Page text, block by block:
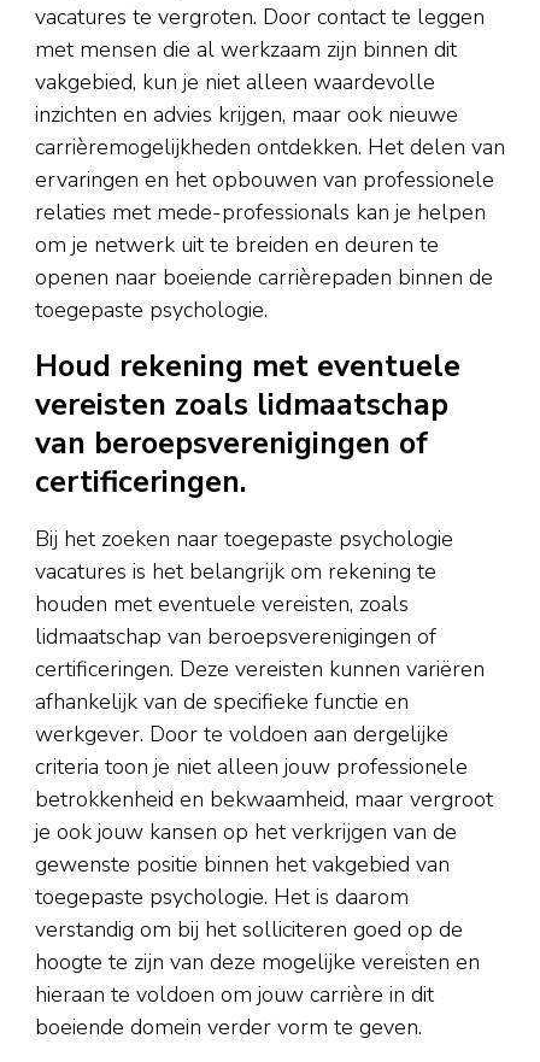
vacatures te vergroten. Door contact te leggen
met mensen die al werkzaam zijn binnen dit
vakgebied, kun je niet alleen waardevolle
inzichten en advies krijgen, maar ook nieuwe
carrièremogelijkheden ontdekken. Het delen van
ervaringen en het opbouwen van professionele
relaties met mede-professionals kan je helpen
om je netwerk uit te breiden en deuren te
openen naar boeiende carrièrepaden binnen de
toegepaste psychologie.
Houd rekening met eventuele
vereisten zoals lidmaatschap
van beroepsverenigingen of
certificeringen.
Bij het zoeken naar toegepaste psychologie
vacatures is het belangrijk om rekening te
houden met eventuele vereisten, zoals
lidmaatschap van beroepsverenigingen of
certificeringen. Deze vereisten kunnen variëren
afhankelijk van de specifieke functie en
werkgever. Door te voldoen aan dergelijke
criteria toon je niet alleen jouw professionele
betrokkenheid en bekwaamheid, maar vergroot
je ook jouw kansen op het verkrijgen van de
gewenste positie binnen het vakgebied van
toegepaste psychologie. Het is daarom
verstandig om bij het solliciteren goed op de
hoogte te zijn van deze mogelijke vereisten en
hieraan te voldoen om jouw carrière in dit
boeiende domein verder vorm te geven.